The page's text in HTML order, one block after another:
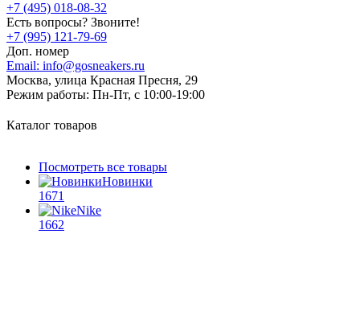
+7 (495) 018-08-32
Есть вопросы? Звоните!
+7 (995) 121-79-69
Доп. номер
Email: info@gosneakers.ru
Москва, улица Красная Пресня, 29
Режим работы: Пн-Пт, с 10:00-19:00
Каталог товаров
Посмотреть все товары
Новинки
1671
Nike
1662